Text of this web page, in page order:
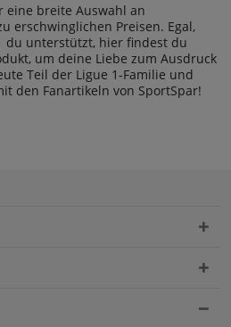
eine breite Auswahl an
erschwinglichen Preisen. Egal,
du unterstützt, hier findest du
um deine Liebe zum Ausdruck
Teil der Ligue 1-Familie und
den Fanartikeln von SportSpar!